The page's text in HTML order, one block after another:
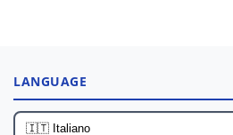
LANGUAGE